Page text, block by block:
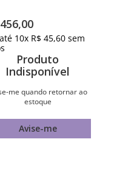
456,00
10x R$ 45,60 sem
Produto
Indisponível
me quando retornar ao
estoque
Avise-me